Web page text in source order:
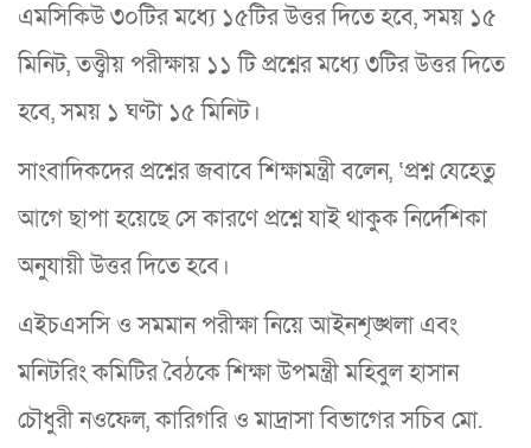
এমসিকিউ ৩০টির মধ্যে ১৫টির উত্তর দিতে হবে, সময় ১৫
মিনিট, তত্ত্বীয় পরীক্ষায় ১১ টি প্রশ্নের মধ্যে ৩টির উত্তর দিতে
হবে, সময় ১ ঘণ্টা ১৫ মিনিট।
সাংবাদিকদের প্রশ্নের জবাবে শিক্ষামন্ত্রী বলেন, ‘প্রশ্ন যেহেতু
আগে ছাপা হয়েছে সে কারণে প্রশ্নে যাই থাকুক নির্দেশিকা
অনুযায়ী উত্তর দিতে হবে।
এইচএসসি ও সমমান পরীক্ষা নিয়ে আইনশৃঙ্খলা এবং
মনিটরিং কমিটির বৈঠকে শিক্ষা উপমন্ত্রী মহিবুল হাসান
চৌধুরী নওফেল, কারিগরি ও মাদ্রাসা বিভাগের সচিব মো.